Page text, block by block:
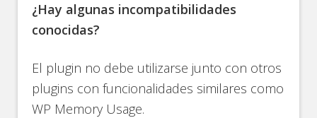
¿Hay algunas incompatibilidades
conocidas?
El plugin no debe utilizarse junto con otros
plugins con funcionalidades similares como
WP Memory Usage.